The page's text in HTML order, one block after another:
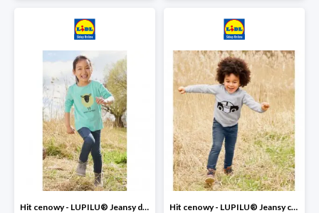
Hit cenowy - LUPILU® Jeansy dziewczęce slim fit Hit cenowy - LUPILU® Jeansy chłopięce slim fit